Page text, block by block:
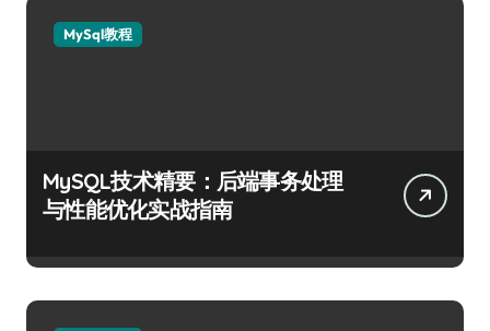
MySql教程
MySQL技术精要：后端事务处理
与性能优化实战指南